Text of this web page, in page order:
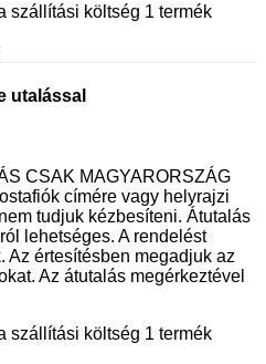
szállítási költség 1 termék
utalással
CSAK MAGYARORSZÁG
címére vagy helyrajzi
tudjuk kézbesíteni. Átutalás
lehetséges. A rendelést
Az értesítésben megadjuk az
Az átutalás megérkeztével
szállítási költség 1 termék